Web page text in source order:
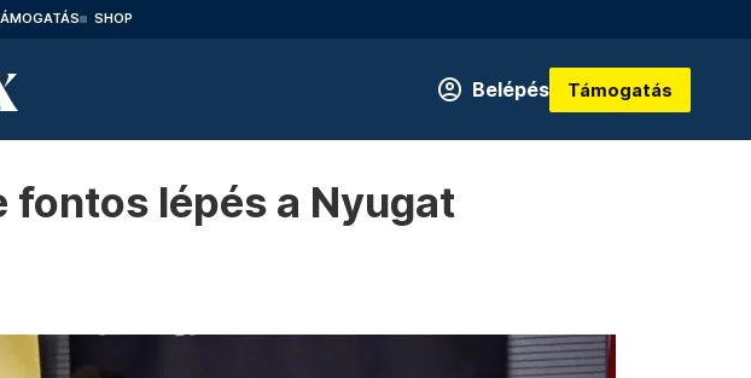
SHOP
Belépés Támogatás
fontos lépés a Nyugat